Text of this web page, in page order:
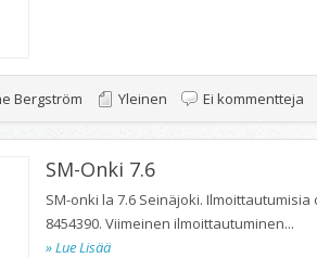
Bergström Yleinen Ei kommentteja
SM-Onki 7.6
SM-onki la 7.6 Seinäjoki.
8454390. Viimeinen ilmoittautuminen...
» Lue Lisää